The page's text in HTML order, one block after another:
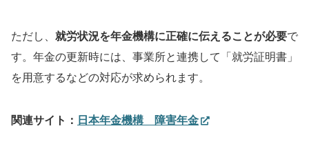
ただし、 就労状況を年金機構に正確に伝えることが必要で
す。年金の更新時には、事業所と連携して「就労証明書」
を用意するなどの対応が求められます。
関連サイト： 日本年金機構 障害年金